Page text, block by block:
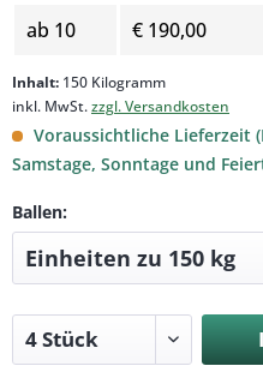
ab 10 € 190,00
Inhalt: 150 Kilogramm
inkl. MwSt.zzgl. Versandkosten
Voraussichtliche Lieferzeit
Samstage, Sonntage und
Ballen: